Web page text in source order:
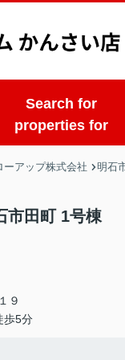
Search for
properties for
ーアップ株式会社 明石
市田町 1号棟
９
歩5分